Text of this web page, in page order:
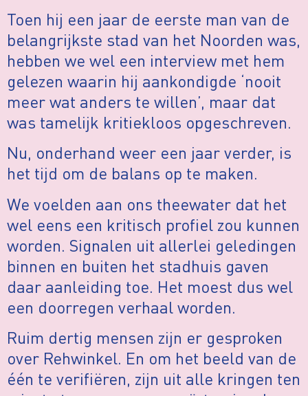
Toen hij een jaar de eerste man van de
belangrijkste stad van het Noorden was,
hebben we wel een interview met hem
gelezen waarin hij aankondigde ‘nooit
meer wat anders te willen’, maar dat
was tamelijk kritiekloos opgeschreven.
Nu, onderhand weer een jaar verder, is
het tijd om de balans op te maken.
We voelden aan ons theewater dat het
wel eens een kritisch profiel zou kunnen
worden. Signalen uit allerlei geledingen
binnen en buiten het stadhuis gaven
daar aanleiding toe. Het moest dus wel
een doorregen verhaal worden.
Ruim dertig mensen zijn er gesproken
over Rehwinkel. En om het beeld van de
één te verifiëren, zijn uit alle kringen ten